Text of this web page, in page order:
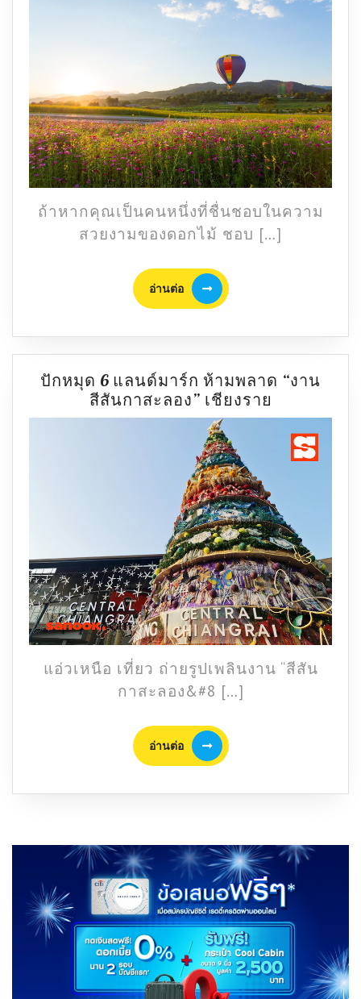
สิงห์
ปาร์ค
ทุ่ง
ดอกไม้
หลาก
สีสัน
“Dream
Destination”
ที่
ใคร
ก็
ต้อง
ถ้าหากคุณเป็นคนหนึ่งที่ชื่นชอบในความ
สวยงามของดอกไม้ ชอบ […]
อ่านต่อ
อ่าน
ต่อ
ปักหมุด 6 แลนด์มาร์ก ห้ามพลาด “งาน
สีสันกาสะลอง” เชียงราย
หมุด
แลนด์
ก
ห้าม
พลาด
“งาน
สีสัน
กาสะ
ลอง”
เชียงราย
แอ่วเหนือ เที่ยว ถ่ายรูปเพลินงาน “สีสัน
กาสะลอง&#8 […]
อ่านต่อ
อ่าน
ต่อ